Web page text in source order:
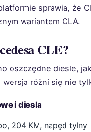
sprawia, że
wariantem CLA.
CLE?
oszczędne diesle,
wersja różni się nie
i diesla
204 KM, napęd tylny